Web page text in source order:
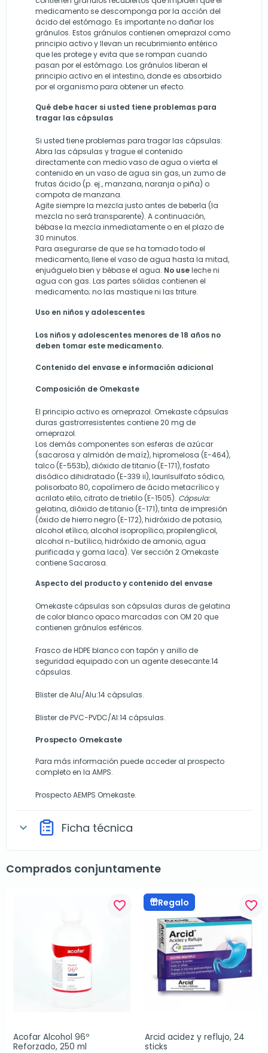
medicamento se descomponga por la acción del
ácido del estómago. Es importante no dañar los
gránulos. Estos gránulos contienen omeprazol como
principio activo y llevan un recubrimiento entérico
que les protege y evita que se rompan cuando
pasan por el estómago. Los gránulos liberan el
principio activo en el intestino, donde es absorbido
por el organismo para obtener un efecto.
Qué debe hacer si usted tiene problemas para
tragar las cápsulas
Si usted tiene problemas para tragar las cápsulas:
Abra las cápsulas y trague el contenido
directamente con medio vaso de agua o vierta el
contenido en un vaso de agua sin gas, un zumo de
frutas ácido (p. ej., manzana, naranja o piña) o
compota de manzana.
Agite siempre la mezcla justo antes de beberla (la
mezcla no será transparente). A continuación,
bébase la mezcla inmediatamente o en el plazo de
30 minutos.
Para asegurarse de que se ha tomado todo el
medicamento, llene el vaso de agua hasta la mitad,
enjuáguelo bien y bébase el agua. No useleche ni
agua con gas. Las partes sólidas contienen el
medicamento; no las mastique ni las triture.
Uso en niños y adolescentes
Los niños y adolescentes menores de 18 años no
deben tomar este medicamento.
Contenido del envase e información adicional
Composición de Omekaste
El principio activo es omeprazol. Omekaste cápsulas
duras gastrorresistentes contiene 20 mg de
omeprazol.
Los demás componentes son esferas de azúcar
(sacarosa y almidón de maíz), hipromelosa (E-464),
talco (E-553b), dióxido de titanio (E-171), fosfato
disódico dihidratado (E-339 ii), laurilsulfato sódico,
polisorbato 80, copolímero de ácido metacrílico y
acrilato etilo, citrato de trietilo (E-1505). Cápsula:
gelatina, dióxido de titanio (E-171), tinta de impresión
(óxido de hierro negro (E-172), hidróxido de potasio,
alcohol etílico, alcohol isopropílico, propilenglicol,
alcohol n-butílico, hidróxido de amonio, agua
purificada y goma laca). Ver sección 2 Omekaste
contiene Sacarosa.
Aspecto del producto y contenido del envase
Omekaste cápsulas son cápsulas duras de gelatina
de color blanco opaco marcadas con OM 20 que
contienen gránulos esféricos.
Frasco de HDPE blanco con tapón y anillo de
seguridad equipado con un agente desecante:14
cápsulas.
Blister de Alu/Alu:14 cápsulas.
Blister de PVC-PVDC/Al:14 cápsulas.
Prospecto Omekaste
Para más información puede acceder al prospecto
completo en la AMPS.
Prospecto AEMPS Omekaste.
expand_more Ficha técnica
Comprados conjuntamente
favorite_border
Acofar Alcohol 96º
Reforzado, 250 ml
Regalo favorite_border
Arcid acidez y reflujo, 24
sticks